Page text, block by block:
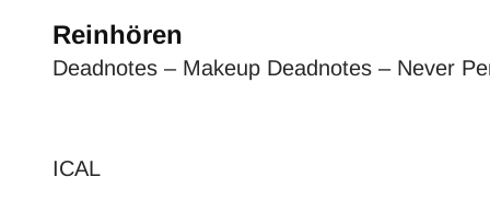
Reinhören
Deadnotes – Makeup Deadnotes – Never
ICAL